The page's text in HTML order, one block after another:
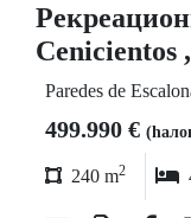
Cenicientos
Paredes de
499.990 €
240 m2